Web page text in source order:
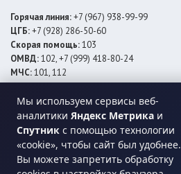
Мы используем сервисы веб-
аналитики Яндекс Метрика и
Спутник с помощью технологии
«cookie», чтобы сайт был удобнее.
Вы можете запретить обработку
Горячая линия:+7 (967) 938-99-99
ЦГБ:+7 (928) 286-50-60
Скорая помощь:103
ОМВД:102, +7 (999) 418-80-24
МЧС:101, 112
ЕДДС:+7 (928) 576-09-83
Электросети:+7 (800) 220-02-20
Даггаз:+7 (928) 980-64-04
Горводоснаб: +7 (928) 559-59-74
Теплоснаб: +7 (928) 873-27-09
МФЦ:+7 (938) 777-82-44